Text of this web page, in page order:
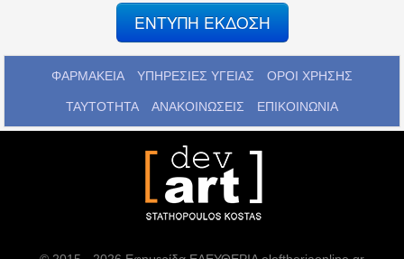
ΕΝΤΥΠΗ ΕΚΔΟΣΗ
ΦΑΡΜΑΚΕΙΑ ΥΠΗΡΕΣΙΕΣ ΥΓΕΙΑΣ ΟΡΟΙ ΧΡΗΣΗΣ
ΤΑΥΤΟΤΗΤΑ ΑΝΑΚΟΙΝΩΣΕΙΣ ΕΠΙΚΟΙΝΩΝΙΑ